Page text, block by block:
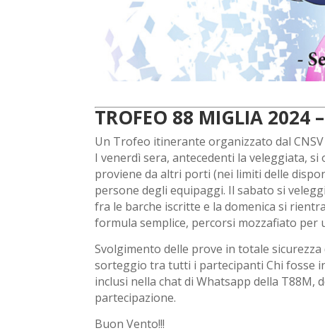
TROFEO 88 MIGLIA 2024
Un Trofeo itinerante organizzato dal CNSV
I venerdì sera, antecedenti la veleggiata,
proviene da altri porti (nei limiti delle
persone degli equipaggi. Il sabato si
fra le barche iscritte e la domenica si
formula semplice, percorsi mozzafiato per
Svolgimento delle prove in totale
sorteggio tra tutti i partecipanti Chi fosse
inclusi nella chat di Whatsapp della
partecipazione.
Buon Vento!!!